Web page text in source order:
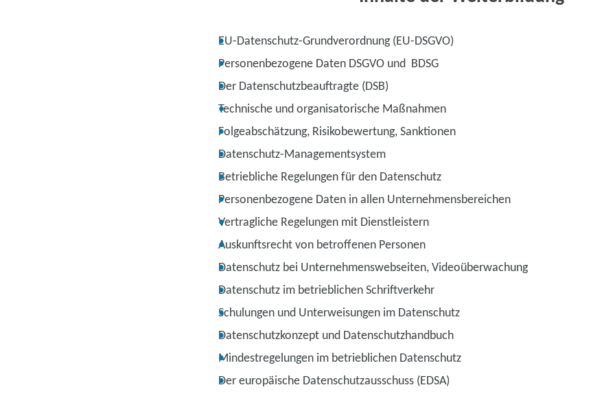
EU-Datenschutz-Grundverordnung (EU-DSGVO)
Personenbezogene Daten DSGVO und BDSG
Der Datenschutzbeauftragte (DSB)
Technische und organisatorische Maßnahmen
Folgeabschätzung, Risikobewertung, Sanktionen
Datenschutz-Managementsystem
Betriebliche Regelungen für den Datenschutz
Personenbezogene Daten in allen Unternehmensbereichen
Vertragliche Regelungen mit Dienstleistern
Auskunftsrecht von betroffenen Personen
Datenschutz bei Unternehmenswebseiten, Videoüberwachung
Datenschutz im betrieblichen Schriftverkehr
Schulungen und Unterweisungen im Datenschutz
Datenschutzkonzept und Datenschutzhandbuch
Mindestregelungen im betrieblichen Datenschutz
Der europäische Datenschutzausschuss (EDSA)